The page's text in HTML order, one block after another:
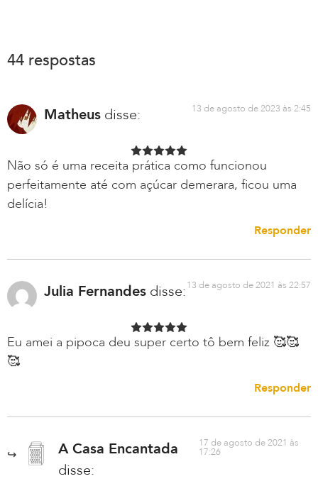
44 respostas
Matheus disse: 13 de agosto de 2023 às 2:45
Não só é uma receita prática como funcionou
perfeitamente até com açúcar demerara, ficou uma
delícia!
Responder
Julia Fernandes disse:13 de agosto de 2021 às 22:57
Eu amei a pipoca deu super certo tô bem feliz 🥰🥰
🥰
Responder
A Casa Encantada
disse:
17 de agosto de 2021 às
17:26